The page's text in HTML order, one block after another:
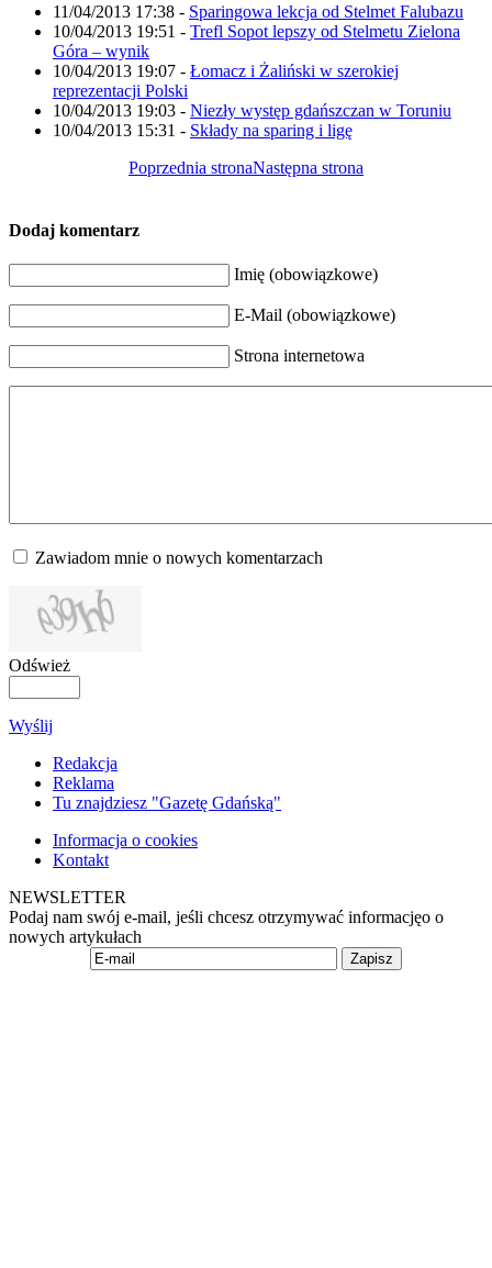
11/04/2013 17:38 - Sparingowa lekcja od Stelmet Falubazu
10/04/2013 19:51 - Trefl Sopot lepszy od Stelmetu Zielona
Góra – wynik
10/04/2013 19:07 - Łomacz i Żaliński w szerokiej
reprezentacji Polski
10/04/2013 19:03 - Niezły występ gdańszczan w Toruniu
10/04/2013 15:31 - Składy na sparing i ligę
Poprzednia stronaNastępna strona
Dodaj komentarz
Imię (obowiązkowe)
E-Mail (obowiązkowe)
Strona internetowa
Zawiadom mnie o nowych komentarzach
Odśwież
Wyślij
Redakcja
Reklama
Tu znajdziesz "Gazetę Gdańską"
Informacja o cookies
Kontakt
NEWSLETTER
Podaj nam swój e-mail, jeśli chcesz otrzymywać informacjęo o
nowych artykułach
Zapisz